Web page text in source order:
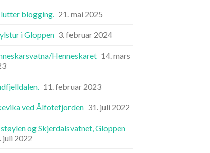
blogging. 21. mai 2025
i Gloppen 3. februar 2024
Henneskaret 14. mars
11. februar 2023
ved Ålfotefjorden 31. juli 2022
og Skjerdalsvatnet, Gloppen
juli 2022